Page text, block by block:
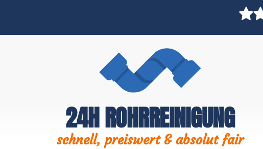
24H ROHRREINIGUNG
schnell, preiswert & absolut fair